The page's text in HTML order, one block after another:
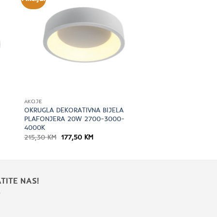
AKCIJE
OKRUGLA DEKORATIVNA BIJELA
PLAFONJERA 20W 2700-3000-
4000K
215,30KM Izvorna
cijena
177,50 KMTrenutna
NAS!